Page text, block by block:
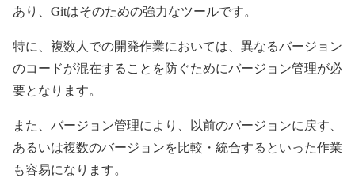
あり、Gitはそのための強力なツールです。
特に、複数人での開発作業においては、異なるバージョン
のコードが混在することを防ぐためにバージョン管理が必
要となります。
また、バージョン管理により、以前のバージョンに戻す、
あるいは複数のバージョンを比較・統合するといった作業
も容易になります。